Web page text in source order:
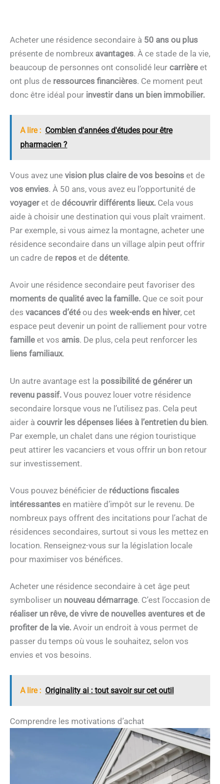
Acheter une résidence secondaire à 50 ans ou plus
présente de nombreux avantages. À ce stade de la vie,
beaucoup de personnes ont consolidé leur carrière et
ont plus de ressources financières. Ce moment peut
donc être idéal pour investir dans un bien immobilier.
A lire : Combien d'années d'études pour être
pharmacien ?
Vous avez une vision plus claire de vos besoins et de
vos envies. À 50 ans, vous avez eu l’opportunité de
voyageret de découvrir différents lieux. Cela vous
aide à choisir une destination qui vous plaît vraiment.
Par exemple, si vous aimez la montagne, acheter une
résidence secondaire dans un village alpin peut offrir
un cadre de repos et de détente.
Avoir une résidence secondaire peut favoriser des
moments de qualité avec la famille. Que ce soit pour
des vacances d’été ou des week-ends en hiver, cet
espace peut devenir un point de ralliement pour votre
famille et vos amis. De plus, cela peut renforcer les
liens familiaux.
Un autre avantage est la possibilité de générer un
revenu passif. Vous pouvez louer votre résidence
secondaire lorsque vous ne l’utilisez pas. Cela peut
aider à couvrir les dépenses liées à l’entretien du bien.
Par exemple, un chalet dans une région touristique
peut attirer les vacanciers et vous offrir un bon retour
sur investissement.
Vous pouvez bénéficier de réductions fiscales
intéressantes en matière d’impôt sur le revenu. De
nombreux pays offrent des incitations pour l’achat de
résidences secondaires, surtout si vous les mettez en
location. Renseignez-vous sur la législation locale
pour maximiser vos bénéfices.
Acheter une résidence secondaire à cet âge peut
symboliser un nouveau démarrage. C’est l’occasion de
réaliser un rêve, de vivre de nouvelles aventures et de
profiter de la vie. Avoir un endroit à vous permet de
passer du temps où vous le souhaitez, selon vos
envies et vos besoins.
A lire : Originality ai : tout savoir sur cet outil
Comprendre les motivations d’achat